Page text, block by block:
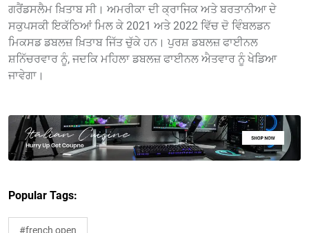
ਗਰੈਂਡਸਲੈਮ ਖ਼ਿਤਾਬ ਸੀ। ਅਮਰੀਕਾ ਦੀ ਕ੍ਰਾਜਿਕ ਅਤੇ ਬਰਤਾਨੀਆ ਦੇ
ਸਕੁਪਸਕੀ ਇਕੱਠਿਆਂ ਮਿਲ ਕੇ 2021 ਅਤੇ 2022 ਵਿੱਚ ਦੋ ਵਿੰਬਲਡਨ
ਮਿਕਸਡ ਡਬਲਜ਼ ਖ਼ਿਤਾਬ ਜਿੱਤ ਚੁੱਕੇ ਹਨ। ਪੁਰਸ਼ ਡਬਲਜ਼ ਫਾਈਨਲ
ਸ਼ਨਿੱਚਰਵਾਰ ਨੂੰ, ਜਦਕਿ ਮਹਿਲਾ ਡਬਲਜ਼ ਫਾਈਨਲ ਐਤਵਾਰ ਨੂੰ ਖੇਡਿਆ
ਜਾਵੇਗਾ।
Popular Tags:
#french open